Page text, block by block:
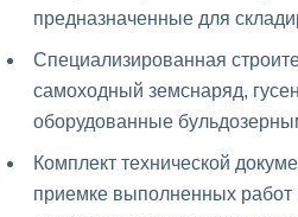
предназначенные для
Специализированная
самоходный земснаряд,
оборудованные
Комплект технической
приемке выполненных